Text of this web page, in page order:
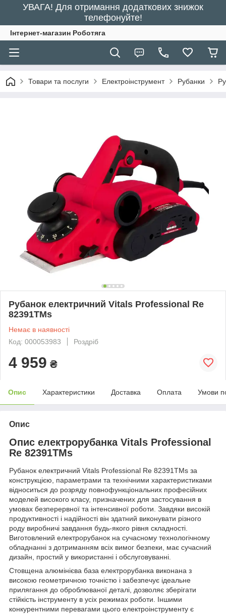
УВАГА! Для отримання додаткових знижок
телефонуйте!
Інтернет-магазин Роботяга
Товари та послуги Електроінструмент Рубанки
Рубанок електричний Vitals Professional Re
82391TMs
Немає в наявності
Код: 000053983
Роздріб
4 959 ₴
Опис Характеристики Доставка Оплата Умови
Опис
Опис електрорубанка Vitals Professional
Re 82391TMs
Рубанок електричний Vitals Professional Re 82391TMs за
конструкцією, параметрами та технічними характеристиками
відноситься до розряду повнофункціональних професійних
моделей високого класу, призначених для застосування в
умовах безперервної та інтенсивної роботи. Завдяки високій
продуктивності і надійності він здатний виконувати різного
роду виробничі завдання будь-якого рівня складності.
Виготовлений електрорубанок на сучасному технологічному
обладнанні з дотриманням всіх вимог безпеки, має сучасний
дизайн, простий у використанні і обслуговуванні.
Стовщена алюмінієва база електрорубанка виконана з
високою геометричною точністю і забезпечує ідеальне
прилягання до оброблюваної деталі, дозволяє зберігати
стійкість інструменту в усіх режимах роботи. Іншими
конкурентними перевагами цього електроінструменту є